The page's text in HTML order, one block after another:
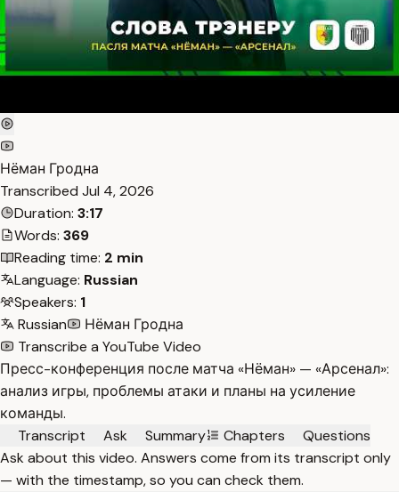
Нёман Гродна
Transcribed Jul 4, 2026
Duration: 3:17
Words: 369
Reading time: 2 min
Language: Russian
Speakers: 1
Russian
Нёман Гродна
Transcribe a YouTube Video
Пресс-конференция после матча «Нёман» — «Арсенал»:
анализ игры, проблемы атаки и планы на усиление
команды.
Transcript
Ask Summary Chapters
Questions
Ask about this video. Answers come from its transcript only
— with the timestamp, so you can check them.